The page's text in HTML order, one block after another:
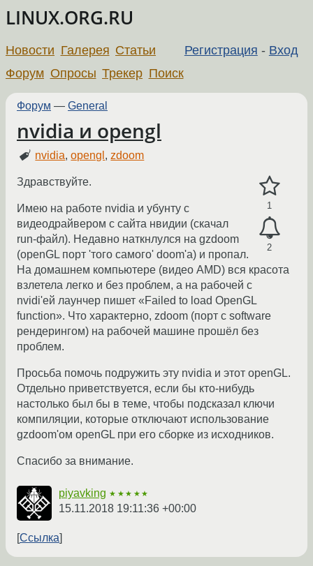
LINUX.ORG.RU
Регистрация - Вход
Новости Галерея Статьи
Форум Опросы Трекер Поиск
Форум — General
nvidia и opengl
nvidia,opengl ,zdoom
1
2
Здравствуйте.
Имею на работе nvidia и убунту с
видеодрайвером с сайта нвидии (скачал
run-файл). Недавно наткнлулся на gzdoom
(openGL порт 'того самого' doom'а) и пропал.
На домашнем компьютере (видео AMD) вся красота
взлетела легко и без проблем, а на рабочей с
nvidi'ей лаунчер пишет «Failed to load OpenGL
function». Что характерно, zdoom (порт с software
рендерингом) на рабочей машине прошёл без
проблем.
Просьба помочь подружить эту nvidia и этот openGL.
Отдельно приветствуется, если бы кто-нибудь
настолько был бы в теме, чтобы подсказал ключи
компиляции, которые отключают использование
gzdoom'ом openGL при его сборке из исходников.
Спасибо за внимание.
piyavking ★★★★★
15.11.2018 19:11:36 +00:00
Ссылка